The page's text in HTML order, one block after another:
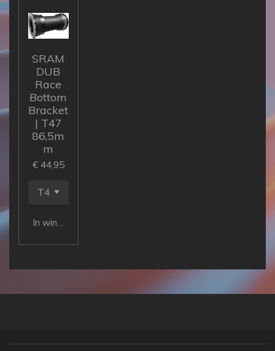
SRAM
DUB
Race
Bottom
Bracket
| T47
86,5m
m
€ 44,95
In winkelwagen